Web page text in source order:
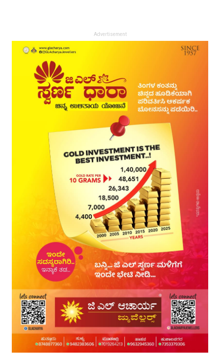
Advertisement